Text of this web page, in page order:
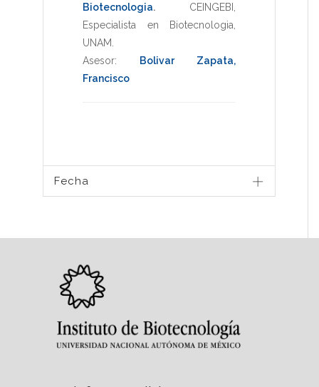
Biotecnologia. CEINGEBI
Especialista en Biotecnologia
UNAM
Asesor: Bolivar Zapata,
Francisco
Fecha